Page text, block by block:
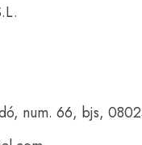
num. 66, bjs,